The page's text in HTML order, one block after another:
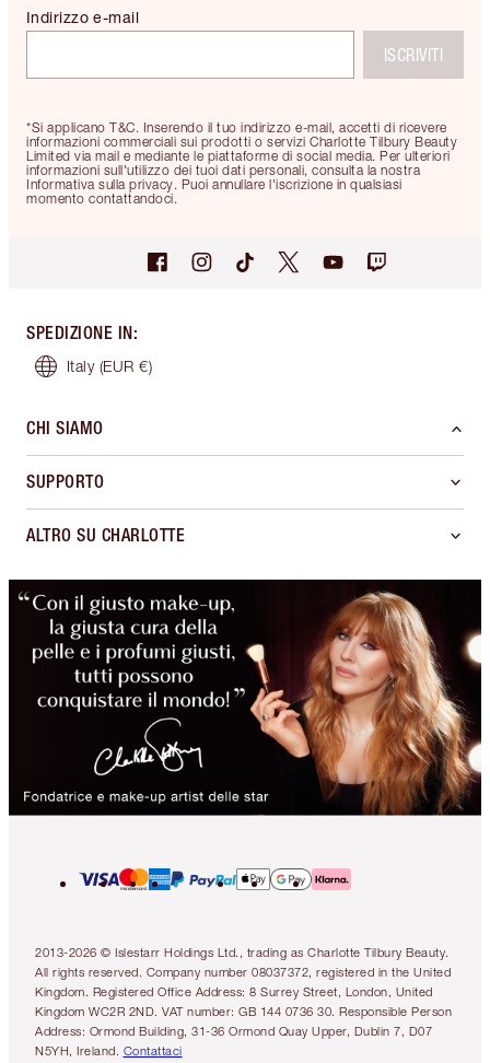
*Si applicano T&C. Inserendo il tuo indirizzo e-mail, accetti di ricevere
informazioni commerciali sui prodotti o servizi Charlotte Tilbury Beauty
Limited via mail e mediante le piattaforme di social media. Per ulteriori
informazioni sull'utilizzo dei tuoi dati personali, consulta la nostra
Informativa sulla privacy. Puoi annullare l'iscrizione in qualsiasi
momento contattandoci.
Indirizzo e-mail
ISCRIVITI
SPEDIZIONE IN:
Italy (EUR €)
CHI SIAMO
SUPPORTO
ALTRO SU CHARLOTTE
2013-2026 © Islestarr Holdings Ltd., trading as Charlotte Tilbury Beauty.
All rights reserved. Company number 08037372, registered in the United
Kingdom. Registered Office Address: 8 Surrey Street, London, United
Kingdom WC2R 2ND. VAT number: GB 144 0736 30. Responsible Person
Address: Ormond Building, 31-36 Ormond Quay Upper, Dublin 7, D07
N5YH, Ireland. Contattaci